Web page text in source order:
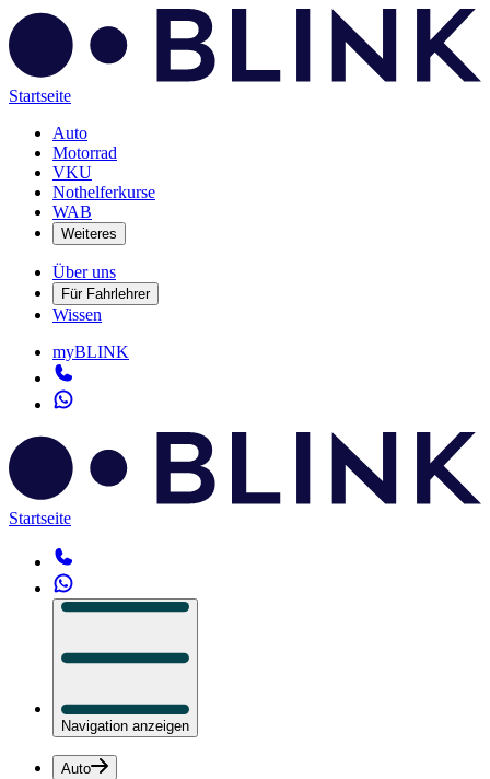
Startseite
Auto
Motorrad
VKU
Nothelferkurse
WAB
Weiteres
Über uns
Für Fahrlehrer
Wissen
myBLINK
Startseite
Navigation anzeigen
Auto